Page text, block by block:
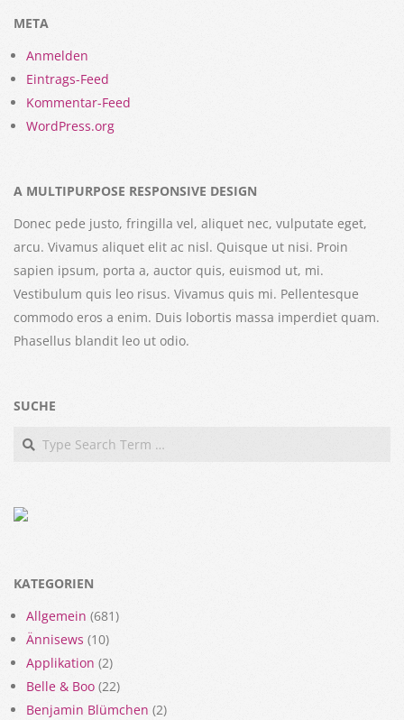
META
Anmelden
Eintrags-Feed
Kommentar-Feed
WordPress.org
A MULTIPURPOSE RESPONSIVE DESIGN
Donec pede justo, fringilla vel, aliquet nec, vulputate eget,
arcu. Vivamus aliquet elit ac nisl. Quisque ut nisi. Proin
sapien ipsum, porta a, auctor quis, euismod ut, mi.
Vestibulum quis leo risus. Vivamus quis mi. Pellentesque
commodo eros a enim. Duis lobortis massa imperdiet quam.
Phasellus blandit leo ut odio.
SUCHE
Search
KATEGORIEN
Allgemein (681)
Ännisews (10)
Applikation (2)
Belle & Boo (22)
Benjamin Blümchen (2)